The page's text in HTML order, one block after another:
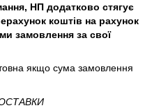
НП додатково стягує
коштів на рахунок
замовлення за свої
якщо сума замовлення